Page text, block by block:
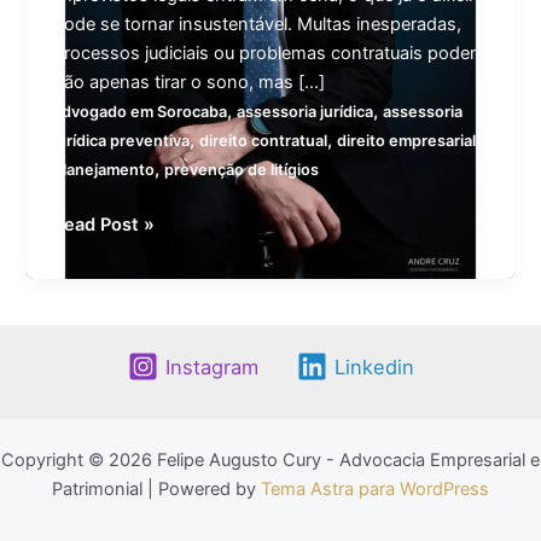
pode se tornar insustentável. Multas inesperadas,
processos judiciais ou problemas contratuais podem
não apenas tirar o sono, mas […]
advogado em Sorocaba,assessoria jurídica,assessoria
jurídica preventiva,direito contratual,direito empresarial
planejamento,prevenção de litígios
2025
chegando:
crescer?
Read Post »
Instagram Linkedin
Copyright © 2026 Felipe Augusto Cury - Advocacia Empresarial e
Patrimonial | Powered by Tema Astra para WordPress